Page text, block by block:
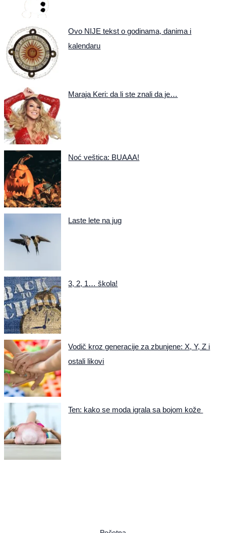
Ovo NIJE tekst o godinama, danima i
kalendaru
Maraja Keri: da li ste znali da je…
Noć veštica: BUAAA!
Laste lete na jug
3, 2, 1… škola!
Vodič kroz generacije za zbunjene: X, Y, Z i
ostali likovi
Ten: kako se moda igrala sa bojom kože